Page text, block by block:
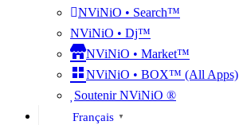
NViNiO • Search™
NViNiO • Dj™
NViNiO • Market™
NViNiO • BOX™ (All Apps)
Soutenir NViNiO ®
Français ▼